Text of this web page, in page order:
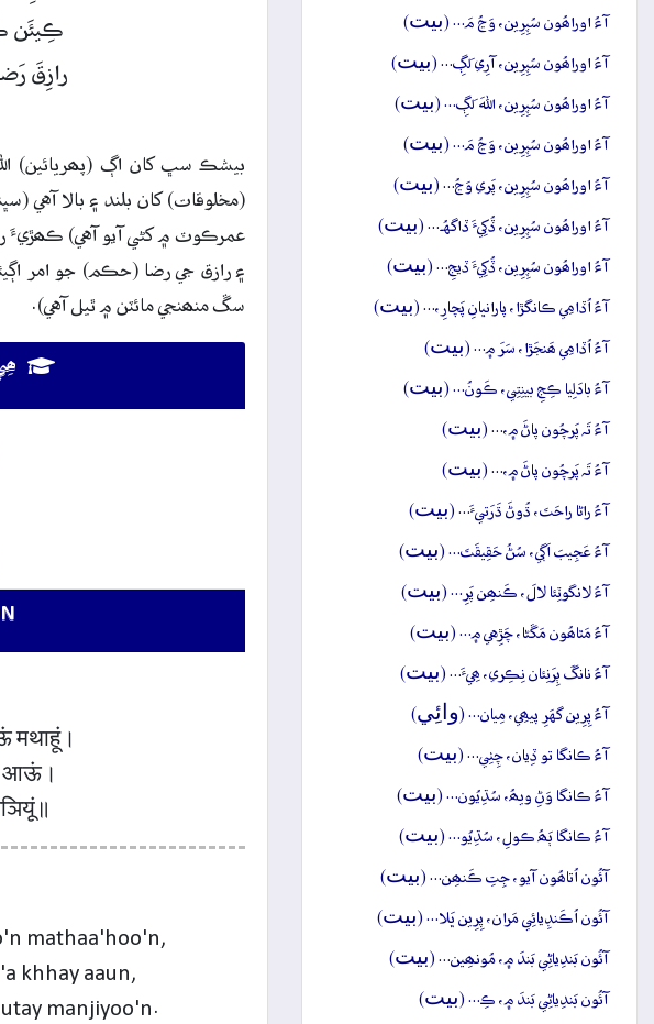
آءُ اوراھُون سُپِرِين، وَڃُ مَ… (بيت)
آءُ اوراھُون سُپِرِين، آرِي لَڳِ… (بيت)
آءُ اوراھُون سُپِرِين، اللهَ لَڳِ… (بيت)
آءُ اوراھُون سُپِرِين، وَڃُ مَ… (بيت)
آءُ اوراھُون سُپِرِين، پَري وَڃُ… (بيت)
آءُ اوراھُون سُپِرِين، ڏُکِيءَ ڏاگهُہ… (بيت)
آءُ اوراھُون سُپِرِين، ڏُکِيءَ ڏيجِ… (بيت)
آءُ اُڏامِي ڪانگڙا، پارانڀانِ پَچارِ،… (بيت)
آءُ اُڏامِي ھَنجَڙا، سَرَ ۾… (بيت)
آءُ بادَلِيا ڪِجِ بينِتِي، ڪَونُ… (بيت)
آءُ تَہ پَرچُون پاڻَ ۾،… (بيت)
آءُ تَہ پَرچُون پاڻَ ۾،… (بيت)
آءُ راڻا راحَتَ، ڌُوڻَ ڌَرَتيءَ… (بيت)
آءُ عَجِيبَ اَڳي، سُڻُ حَقِيقَتَ… (بيت)
آءُ لانگوٽِئا لالَ، ڪَنھِن پَرِ… (بيت)
آءُ مَٿاھُون مَڱڻا، چَڙِهي ۾… (بيت)
آءُ نانگَ ٻِرَنِئان نِڪِري، ھِيءَ… (بيت)
آءُ پِرِين گهَرِ پيھِي، مِيان… (وائِي)
آءُ ڪانگا تو ڏِيان، چِٺِي… (بيت)
آءُ ڪانگا وَڻِ ويھُ، سُڌِيُون… (بيت)
آءُ ڪانگا ٻَھُ ڪولِ، سُڌِيُو… (بيت)
آئُون اُتاھُون آيو، جِتِ ڪَنھِن… (بيت)
آئُون اُڪَنڊِيائِي مَران، پِرِين ڀَلا… (بيت)
آئُون بَندِياڻِي بَندَ ۾، مُونھِين… (بيت)
آئُون بَندِياڻِي بَندَ ۾، ڪِ… (بيت)
ڪِيئَن
رازِقَ
بيشڪ سڀ کان اڳ (پھريائين)
(مخلوقات) کان بلند ۽ بالا آهي
عمرڪوٽ ۾ کڻي آيو آهي) ڪھڙيءَ
۽ رازق جي رضا (حڪم) جو امر
سڱ منھنجي مائٽن ۾ ٿيل آهي).
मथाहूं।
आऊं।
mathaa'hoo'n,
khhay aaun,
manjiyoo'n.